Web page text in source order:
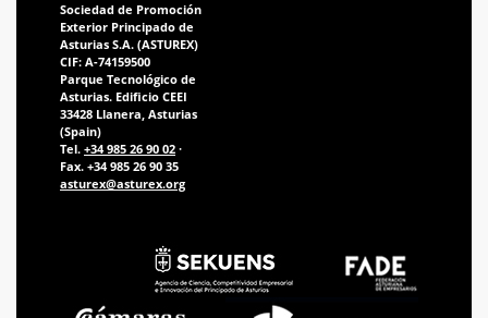
Sociedad de Promoción
Exterior Principado de
Asturias S.A. (ASTUREX)
CIF: A-74159500
Parque Tecnológico de
Asturias. Edificio CEEI
33428 Llanera, Asturias
(Spain)
Tel. +34 985 26 90 02 ·
Fax. +34 985 26 90 35
asturex@asturex.org